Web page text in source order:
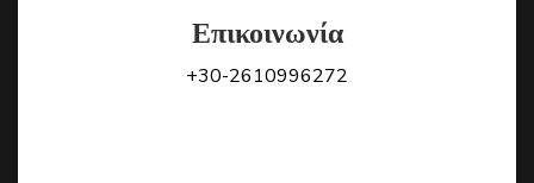
Επικοινωνία
+30-2610996272